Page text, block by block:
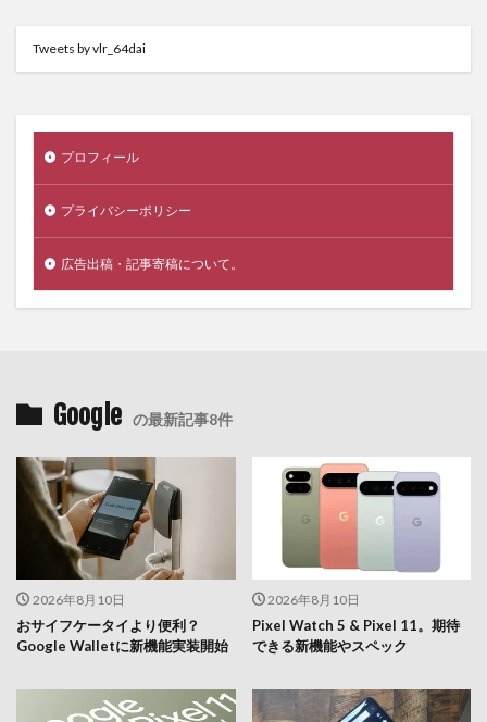
Tweets by vlr_64dai
プロフィール
プライバシーポリシー
広告出稿・記事寄稿について。
Google の最新記事8件
2026年8月10日
おサイフケータイより便利？
Google Walletに新機能実装開始
2026年8月10日
Pixel Watch 5 & Pixel 11。期待
できる新機能やスペック